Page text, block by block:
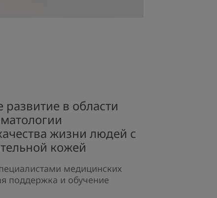
в области
жизни людей с
кожей
медицинских
поддержка и обучение